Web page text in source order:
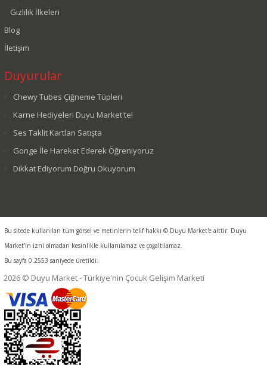
Gizlilik İlkeleri
Blog
İletişim
Duyurular
Chewy Tubes Çiğneme Tüpleri
Karne Hediyeleri Duyu Market'te!
Ses Taklit Kartları Satışta
Gonge İle Hareket Ederek Öğreniyoruz
Dikkat Ediyorum Doğru Okuyorum
Bu sitede kullanılan tüm görsel ve metinlerin telif hakkı © Duyu Market'e aittir. Duyu
Market'in izni olmadan kesinlikle kullanılamaz ve çoğaltılamaz.
Bu sayfa 0.2553 saniyede üretildi.
2026 © Duyu Market - Türkiye'nin Çocuk Gelişim Marketi